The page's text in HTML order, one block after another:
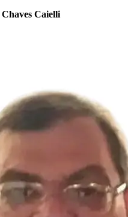
Chaves Caielli